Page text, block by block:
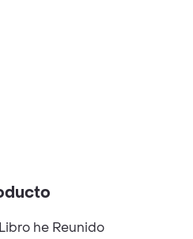
he Reunido